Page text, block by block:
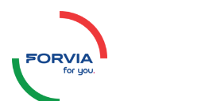
al
contenuto